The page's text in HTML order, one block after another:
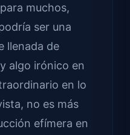
muchos,
ser una
llenada de
algo irónico en
en lo
no es más
efímera en